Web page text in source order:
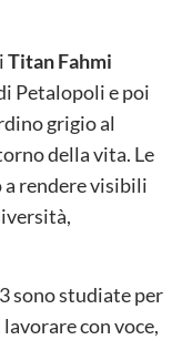
Titan Fahmi
Petalopoli e poi
grigio al
della vita. Le
a rendere visibili
sono studiate per
con voce,